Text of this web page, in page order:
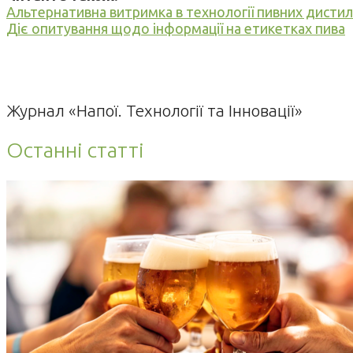
Альтернативна витримка в технології пивних
Діє опитування щодо інформації на етикетках пива
Журнал «Напої. Технології та Інновації»
Останні статті